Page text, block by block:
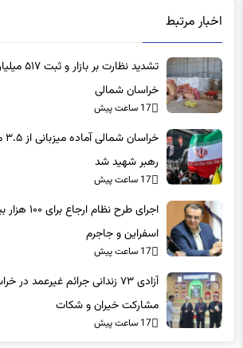
خراسان شمالی
17 ساعت پیش
رهبر شهید شد
17 ساعت پیش
اسفراین و جاجرم
17 ساعت پیش
آزادی ۷۳ زندانی جرائم غیرعمد در
مشارکت خیران و شکات
17 ساعت پیش